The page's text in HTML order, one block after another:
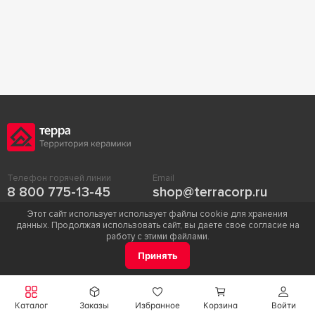
Войти
Каталог Заказы Избранное Корзина
Телефон горячей линии
8 800 775-13-45
Email
shop@terracorp.ru
БЛИЖАЙШИЕ МАГАЗИНЫ Смотреть все
Этот сайт использует использует файлы cookie для хранения
данных. Продолжая использовать сайт, вы даете свое согласие на
работу с этими файлами.
Принять